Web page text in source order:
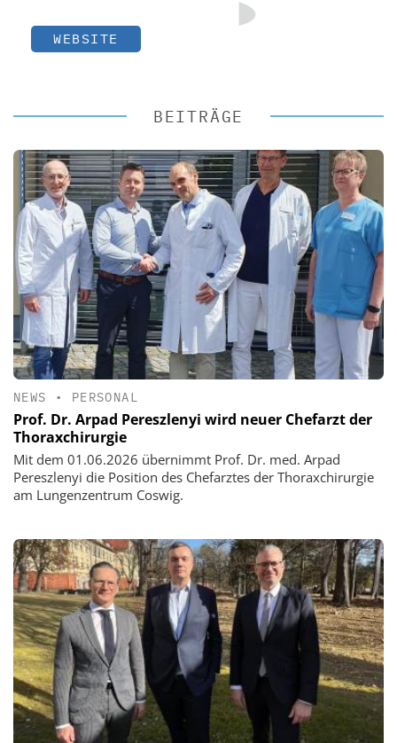
WEBSITE
BEITRÄGE
NEWS • PERSONAL
Prof. Dr. Arpad Pereszlenyi wird neuer Chefarzt der
Thoraxchirurgie
Mit dem 01.06.2026 übernimmt Prof. Dr. med. Arpad
Pereszlenyi die Position des Chefarztes der Thoraxchirurgie
am Lungenzentrum Coswig.